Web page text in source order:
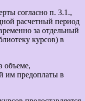
согласно п. 3.1.,
расчетный период
за отдельный
курсов) в
объеме,
им предоплаты в